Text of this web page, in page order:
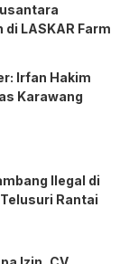
LASKAR Farm
Irfan Hakim
Karawang
Ilegal di
Rantai